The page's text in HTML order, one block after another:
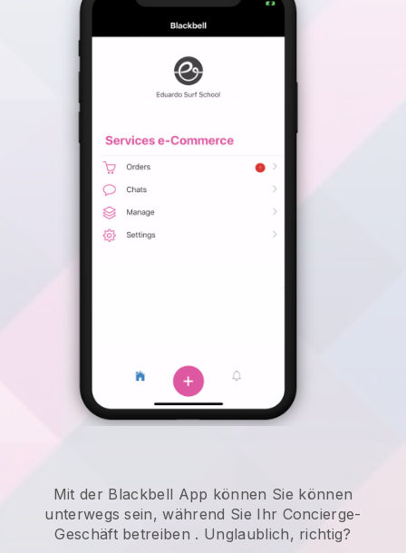
Mit der Blackbell App können Sie können
unterwegs sein, während Sie Ihr Concierge-
Geschäft betreiben . Unglaublich, richtig?